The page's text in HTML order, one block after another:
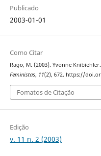
Publicado
2003-01-01
Como Citar
Rago, M. (2003). Yvonne
Feministas, 11(2), 672. https://
Fomatos de Citação
Edição
v. 11 n. 2 (2003)